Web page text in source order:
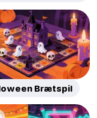
Brætspil